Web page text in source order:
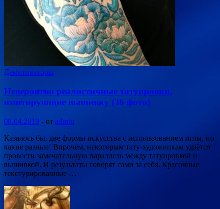
Демотиваторы
Невероятно реалистичные татуировки,
имитирующие вышивку (36 фото)
08.04.2019 - от admin
Казалось бы, две формы искусства с использованием иглы, но
какие разные! Впрочем, некоторым тату-художникам удаётся
провести замечательную параллель между татуировкой и
вышивкой. И результаты говорят сами за себя. Красочные
текстурированные …